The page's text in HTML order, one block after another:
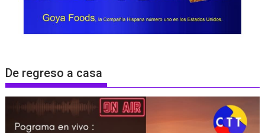
De regreso a casa